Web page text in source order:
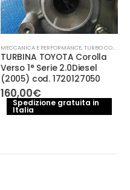
MECCANICA E PERFORMANCE,TURBO COMPRESSORE- TURBINA
TURBINA TOYOTA Corolla
Verso 1° Serie 2.0Diesel
(2005) cod. 1720127050
160,00€
Spedizione gratuita in
Italia